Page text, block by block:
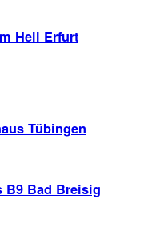
Hell Erfurt
Tübingen
B9 Bad Breisig